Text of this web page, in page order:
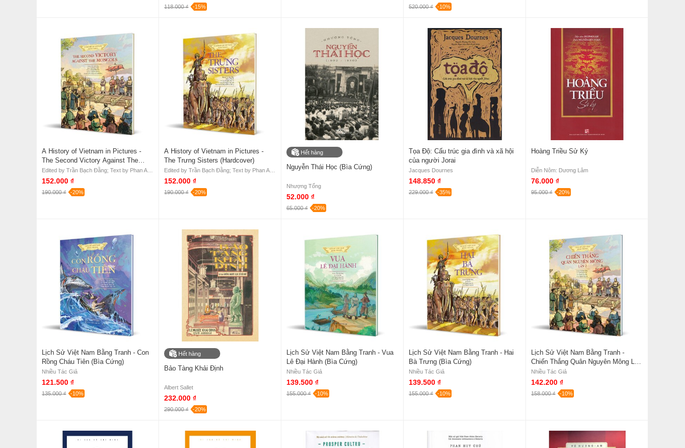
118.000 ₫ -15% 520.000 ₫ -10%
A History of Vietnam in Pictures -
The Second Victory Against The
Mongols (Hardcover)
152.000 ₫
190.000 ₫ -20%
A History of Vietnam in Pictures -
The Trưng Sisters (Hardcover)
152.000 ₫
190.000 ₫ -20%
Hết hàng
Nguyễn Thái Học (Bìa Cứng)
Nhượng Tống
52.000 ₫
65.000 ₫ -20%
Tọa Độ: Cấu trúc gia đình và xã hội
của người Jorai
Jacques Dournes
148.850 ₫
229.000 ₫ -35%
Hoàng Triều Sử Ký
Diễn Nôm: Dương Lâm
76.000 ₫
95.000 ₫ -20%
Lịch Sử Việt Nam Bằng Tranh - Con
Rồng Cháu Tiên (Bìa Cứng)
Nhiều Tác Giả
121.500 ₫
135.000 ₫ -10%
Hết hàng
Bảo Tàng Khải Định
Albert Sallet
232.000 ₫
290.000 ₫ -20%
Lịch Sử Việt Nam Bằng Tranh - Vua
Lê Đại Hành (Bìa Cứng)
Nhiều Tác Giả
139.500 ₫
155.000 ₫ -10%
Lịch Sử Việt Nam Bằng Tranh - Hai
Bà Trưng (Bìa Cứng)
Nhiều Tác Giả
139.500 ₫
155.000 ₫ -10%
Lịch Sử Việt Nam Bằng Tranh -
Chiến Thắng Quân Nguyên Mông Lần
2 (Bìa Cứng)
Nhiều Tác Giả
142.200 ₫
158.000 ₫ -10%